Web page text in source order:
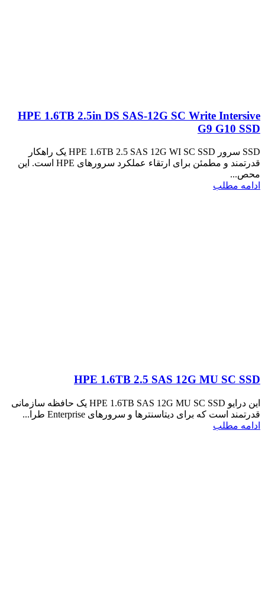
HPE 1.6TB 2.5in DS SAS-12G SC Write Intersive
G9 G10 SSD
SSD سرور HPE 1.6TB 2.5 SAS 12G WI SC SSD یک راهکار
قدرتمند و مطمئن برای ارتقاء عملکرد سرورهای HPE است. این
محص...
ادامه مطلب
HPE 1.6TB 2.5 SAS 12G MU SC SSD
این درایو HPE 1.6TB SAS 12G MU SC SSD یک حافظه سازمانی
قدرتمند است که برای دیتاسنترها و سرورهای Enterprise طرا...
ادامه مطلب